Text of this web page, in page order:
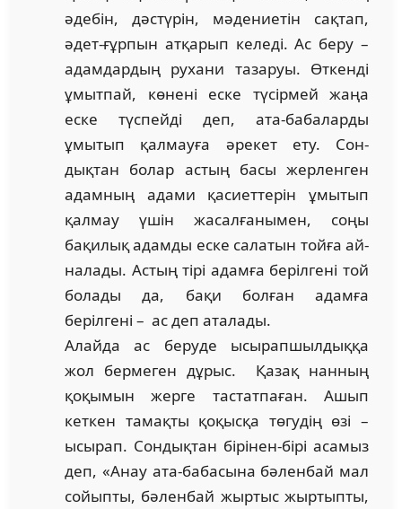
әдебін, дәстүрін, мәдениетін сақ­тап,
әдет-ғұрпын атқарып келеді. Ас беру –
адам­дардың рухани тазаруы. Өткенді
ұмытпай, көнені еске түсірмей жаңа
еске түспейді деп, ата-бабаларды
ұмытып қалмауға әрекет ету. Сон­
дықтан болар астың басы жерленген
адамның адами қасиеттерін ұмытып
қалмау үшін жа­сал­ғанымен, соңы
бақилық адамды еске салатын тойға ай­
налады. Астың тірі адамға берілгені той
бо­лады да, бақи болған адамға
берілгені – ас деп ата­лады.
Алайда ас беруде ысырапшылдыққа
жол бермеген дұрыс. Қазақ нанның
қоқымын жерге тастатпаған. Ашып
кеткен тамақты қоқысқа төгудің өзі –
ысырап. Сондықтан бірінен-бірі асамыз
деп, «Анау ата-бабасына бәленбай мал
сойыпты, бәленбай жыртыс жыртыпты,